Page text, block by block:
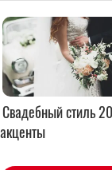
Свадебный стиль
акценты